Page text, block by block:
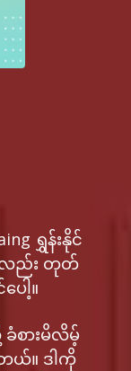
ရွှန်းနိုင်
တ်လည်း တုတ်
ေါ့။
စားမိလိမ့်
ယ်။ ဒါကို